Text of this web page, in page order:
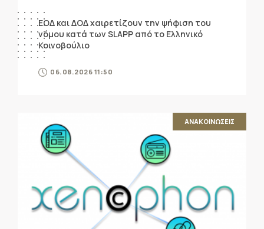
ΕΟΔ και ΔΟΔ χαιρετίζουν την ψήφιση του
νόμου κατά των SLAPP από το Ελληνικό
Κοινοβούλιο
06.08.2026 11:50
ΑΝΑΚΟΙΝΩΣΕΙΣ